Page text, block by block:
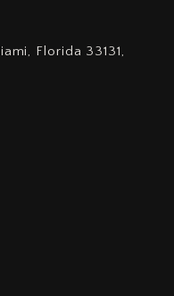
Florida 33131,